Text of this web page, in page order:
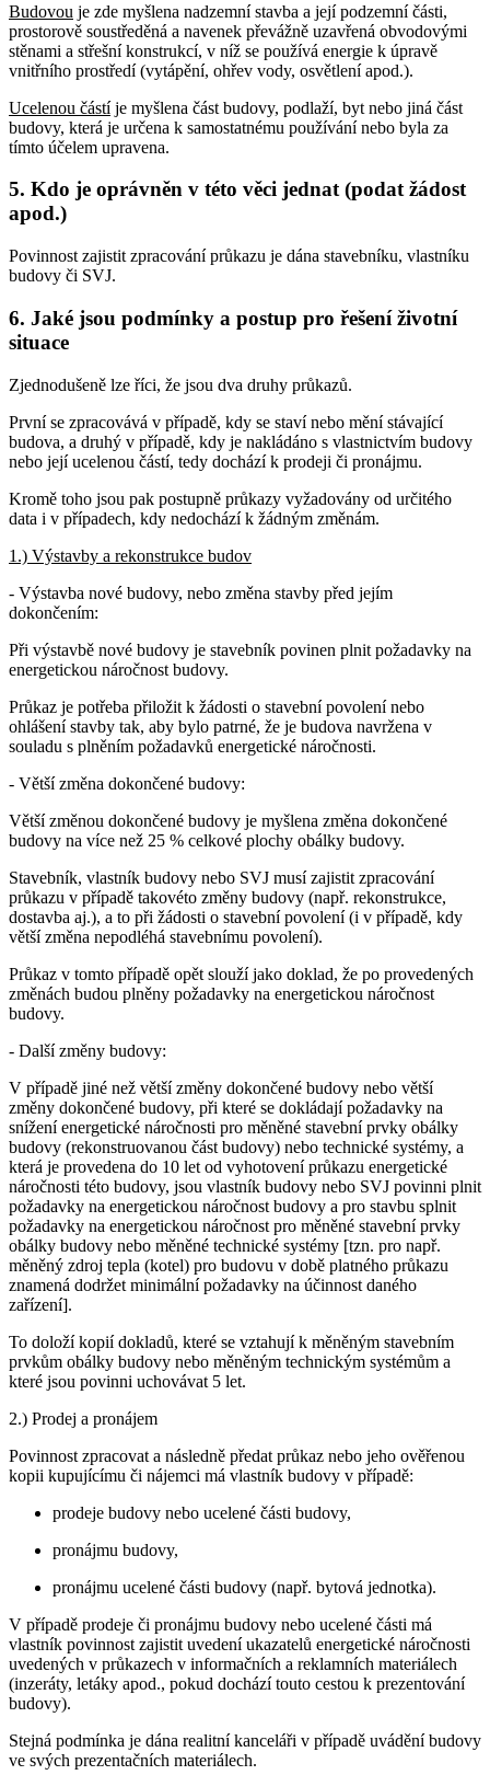
Budovou je zde myšlena nadzemní stavba a její podzemní části,
prostorově soustředěná a navenek převážně uzavřená obvodovými
stěnami a střešní konstrukcí, v níž se používá energie k úpravě
vnitřního prostředí (vytápění, ohřev vody, osvětlení apod.).
Ucelenou částíje myšlena část budovy, podlaží, byt nebo jiná část
budovy, která je určena k samostatnému používání nebo byla za
tímto účelem upravena.
5. Kdo je oprávněn v této věci jednat (podat žádost
apod.)
Povinnost zajistit zpracování průkazu je dána stavebníku, vlastníku
budovy či SVJ.
6. Jaké jsou podmínky a postup pro řešení životní
situace
Zjednodušeně lze říci, že jsou dva druhy průkazů.
První se zpracovává v případě, kdy se staví nebo mění stávající
budova, a druhý v případě, kdy je nakládáno s vlastnictvím budovy
nebo její ucelenou částí, tedy dochází k prodeji či pronájmu.
Kromě toho jsou pak postupně průkazy vyžadovány od určitého
data i v případech, kdy nedochází k žádným změnám.
1.) Výstavby a rekonstrukce budov
- Výstavba nové budovy, nebo změna stavby před jejím
dokončením:
Při výstavbě nové budovy je stavebník povinen plnit požadavky na
energetickou náročnost budovy.
Průkaz je potřeba přiložit k žádosti o stavební povolení nebo
ohlášení stavby tak, aby bylo patrné, že je budova navržena v
souladu s plněním požadavků energetické náročnosti.
- Větší změna dokončené budovy:
Větší změnou dokončené budovy je myšlena změna dokončené
budovy na více než 25 % celkové plochy obálky budovy.
Stavebník, vlastník budovy nebo SVJ musí zajistit zpracování
průkazu v případě takovéto změny budovy (např. rekonstrukce,
dostavba aj.), a to při žádosti o stavební povolení (i v případě, kdy
větší změna nepodléhá stavebnímu povolení).
Průkaz v tomto případě opět slouží jako doklad, že po provedených
změnách budou plněny požadavky na energetickou náročnost
budovy.
- Další změny budovy:
V případě jiné než větší změny dokončené budovy nebo větší
změny dokončené budovy, při které se dokládají požadavky na
snížení energetické náročnosti pro měněné stavební prvky obálky
budovy (rekonstruovanou část budovy) nebo technické systémy, a
která je provedena do 10 let od vyhotovení průkazu energetické
náročnosti této budovy, jsou vlastník budovy nebo SVJ povinni plnit
požadavky na energetickou náročnost budovy a pro stavbu splnit
požadavky na energetickou náročnost pro měněné stavební prvky
obálky budovy nebo měněné technické systémy [tzn. pro např.
měněný zdroj tepla (kotel) pro budovu v době platného průkazu
znamená dodržet minimální požadavky na účinnost daného
zařízení].
To doloží kopií dokladů, které se vztahují k měněným stavebním
prvkům obálky budovy nebo měněným technickým systémům a
které jsou povinni uchovávat 5 let.
2.) Prodej a pronájem
Povinnost zpracovat a následně předat průkaz nebo jeho ověřenou
kopii kupujícímu či nájemci má vlastník budovy v případě:
prodeje budovy nebo ucelené části budovy,
pronájmu budovy,
pronájmu ucelené části budovy (např. bytová jednotka).
V případě prodeje či pronájmu budovy nebo ucelené části má
vlastník povinnost zajistit uvedení ukazatelů energetické náročnosti
uvedených v průkazech v informačních a reklamních materiálech
(inzeráty, letáky apod., pokud dochází touto cestou k prezentování
budovy).
Stejná podmínka je dána realitní kanceláři v případě uvádění budovy
ve svých prezentačních materiálech.